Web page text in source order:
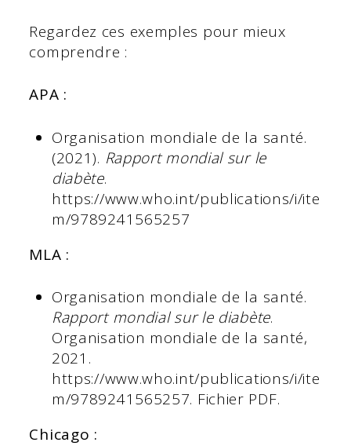
Regardez ces exemples pour mieux
comprendre :
APA :
Organisation mondiale de la santé.
(2021). Rapport mondial sur le
diabète.
https://www.who.int/publications/i/ite
m/9789241565257
MLA :
Organisation mondiale de la santé.
Rapport mondial sur le diabète.
Organisation mondiale de la santé,
2021.
https://www.who.int/publications/i/ite
m/9789241565257. Fichier PDF.
Chicago :